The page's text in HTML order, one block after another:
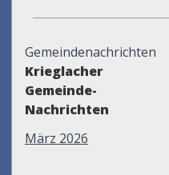
Gemeindenachrichten
Krieglacher
Gemeinde-
Nachrichten
März 2026